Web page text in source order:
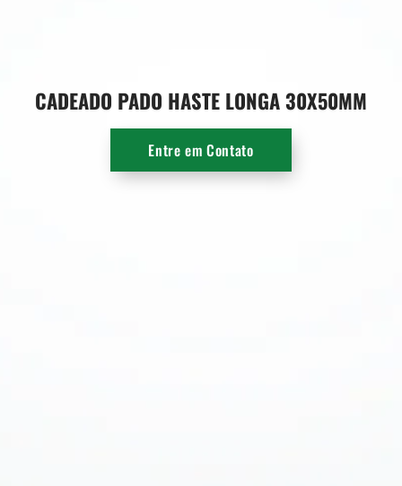
CADEADO PADO HASTE LONGA 30X50MM
Entre em Contato